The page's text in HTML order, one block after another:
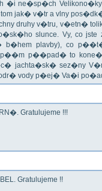
�i ne�sp�ch
jak� v�tr a vlny
druhy v�tru, v�etn�
slunce. Vy, co
b�hem plavby), co
p��pad� to
jachta�sk� sez�ny
vody p�ej� Va�i
Gratulujeme !!!
Gratulujeme !!